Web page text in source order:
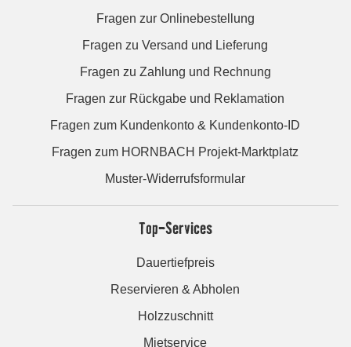
Fragen zur Onlinebestellung
Fragen zu Versand und Lieferung
Fragen zu Zahlung und Rechnung
Fragen zur Rückgabe und Reklamation
Fragen zum Kundenkonto & Kundenkonto-ID
Fragen zum HORNBACH Projekt-Marktplatz
Muster-Widerrufsformular
Top-Services
Dauertiefpreis
Reservieren & Abholen
Holzzuschnitt
Mietservice